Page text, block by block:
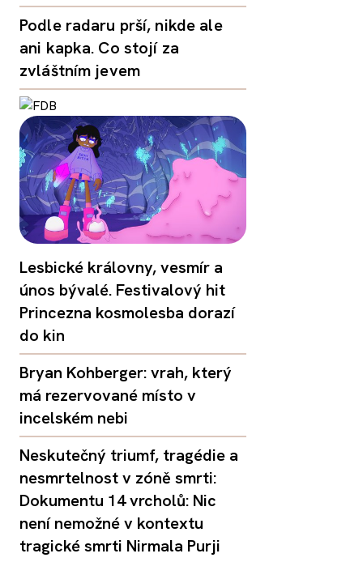
Podle radaru prší, nikde ale
ani kapka. Co stojí za
zvláštním jevem
Lesbické královny, vesmír a
únos bývalé. Festivalový hit
Princezna kosmolesba dorazí
do kin
Bryan Kohberger: vrah, který
má rezervované místo v
incelském nebi
Neskutečný triumf, tragédie a
nesmrtelnost v zóně smrti:
Dokumentu 14 vrcholů: Nic
není nemožné v kontextu
tragické smrti Nirmala Purji